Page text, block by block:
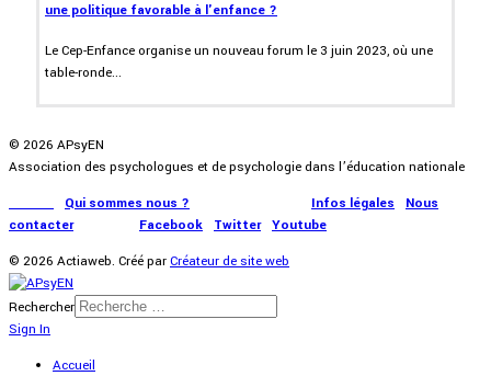
une politique favorable à l'enfance ?
Le Cep-Enfance organise un nouveau forum le 3 juin 2023, où une
table-ronde...
© 2026 APsyEN
Association des psychologues et de psychologie dans l’éducation nationale
Qui sommes nous ? Infos légales
Nous
contacter| Facebook Twitter| Youtube
© 2026 Actiaweb. Créé parCréateur de site web
Rechercher
Sign In
Accueil